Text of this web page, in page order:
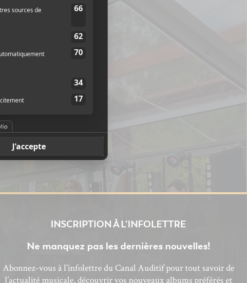
INSCRIPTION À L’INFOLETTRE
Ne manquez pas les dernières nouvelles!
Abonnez-vous à l’infolettre du Canal Auditif pour tout savoir de
l’actualité musicale, découvrir vos nouveaux albums préférés et